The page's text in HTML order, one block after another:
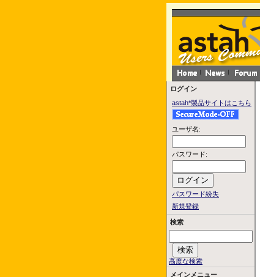
ログイン
astah*製品サイトはこちら
ユーザ名:
パスワード:
パスワード紛失
新規登録
検索
高度な検索
メインメニュー